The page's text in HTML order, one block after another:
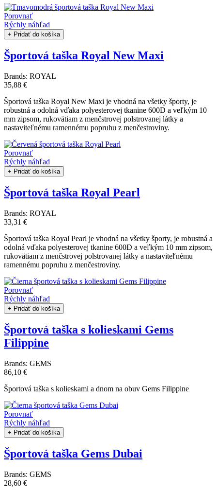
Porovnať
Rýchly náhľad
+ Pridať do košíka
Športová taška Royal New Maxi
Brands: ROYAL
35,88 €
Športová taška Royal New Maxi je vhodná na všetky športy, je
robustná a odolná vďaka polyesterovej tkanine 600D a veľkým 10
mm zipsom, rukovätiam z menčstrovej polstrovanej látky a
nastaviteľnému ramennému popruhu z menčestroviny.
Porovnať
Rýchly náhľad
+ Pridať do košíka
Športová taška Royal Pearl
Brands: ROYAL
33,31 €
Športová taška Royal Pearl je vhodná na všetky športy, je robustná a
odolná vďaka polyesterovej tkanine 600D a veľkým 10 mm zipsom,
rukovätiam z menčstrovej polstrovanej látky a nastaviteľnému
ramennému popruhu z menčestroviny.
Porovnať
Rýchly náhľad
+ Pridať do košíka
Športová taška s kolieskami Gems
Filippine
Brands: GEMS
86,10 €
Športová taška s kolieskami a dnom na obuv Gems Filippine
Porovnať
Rýchly náhľad
+ Pridať do košíka
Športová taška Gems Dubai
Brands: GEMS
28,60 €